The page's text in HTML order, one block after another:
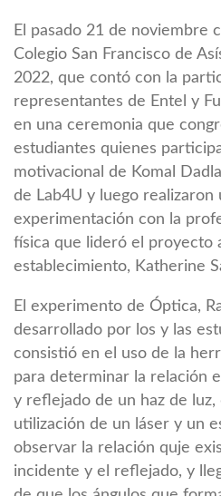
El pasado 21 de noviembre
Colegio San Francisco de
2022, que contó con la
representantes de Entel y
en una ceremonia que
estudiantes quienes
motivacional de Komal
de Lab4U y luego realizaron
experimentación con la
física que lideró el proyecto
establecimiento, Katherine
El experimento de Óptica,
desarrollado por los y las
consistió en el uso de la
para determinar la relación
y reflejado de un haz de luz,
utilización de un láser y un
observar la relación quje
incidente y el reflejado, y